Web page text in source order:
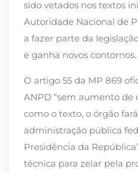
sido vetados nos textos
Autoridade Nacional de
a fazer parte da
e ganha novos contornos.
O artigo 55 da MP 869
ANPD “sem aumento de
como o texto, o órgão
administração pública
Presidência da
técnica para zelar pela